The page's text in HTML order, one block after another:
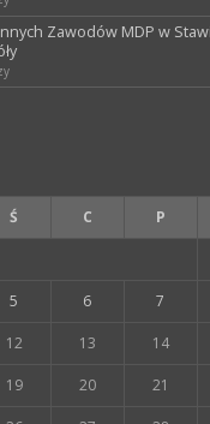
Zawodów MDP w
Ś C P
5 6 7
12 13 14
19 20 21